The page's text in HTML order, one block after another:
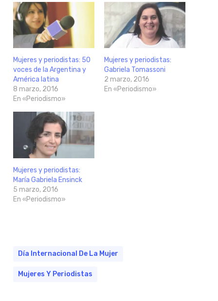
Mujeres y periodistas: 50
voces de la Argentina y
América latina
8 marzo, 2016
En «Periodismo»
Mujeres y periodistas:
Gabriela Tomassoni
2 marzo, 2016
En «Periodismo»
Mujeres y periodistas:
María Gabriela Ensinck
5 marzo, 2016
En «Periodismo»
Día Internacional De La Mujer
Mujeres Y Periodistas